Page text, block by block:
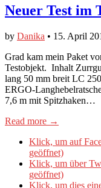
Neuer Test im
by Danika • 15. April
Grad kam mein Paket
Testobjekt. Inhalt
lang 50 mm breit LC
ERGO-
7,6 m mit Spitzhaken…
Read more →
Klick, um auf
geöffnet)
Klick, um über
geöffnet)
Klick, um dies